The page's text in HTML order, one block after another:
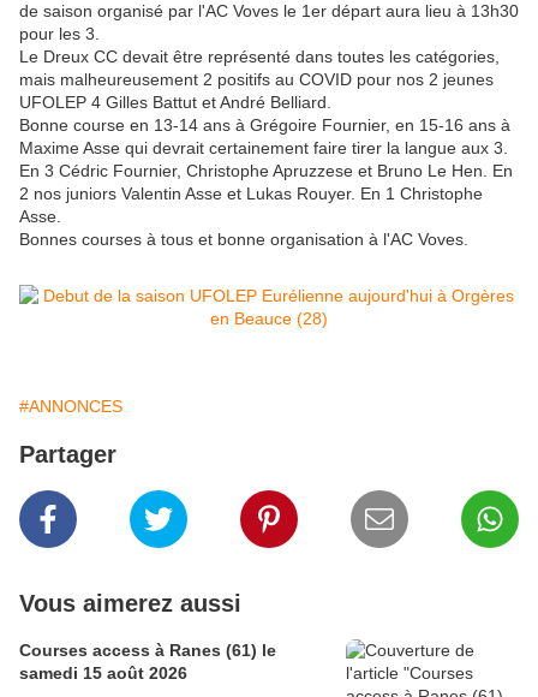
de saison organisé par l'AC Voves le 1er départ aura lieu à 13h30
pour les 3.
Le Dreux CC devait être représenté dans toutes les catégories,
mais malheureusement 2 positifs au COVID pour nos 2 jeunes
UFOLEP 4 Gilles Battut et André Belliard.
Bonne course en 13-14 ans à Grégoire Fournier, en 15-16 ans à
Maxime Asse qui devrait certainement faire tirer la langue aux 3.
En 3 Cédric Fournier, Christophe Apruzzese et Bruno Le Hen. En
2 nos juniors Valentin Asse et Lukas Rouyer. En 1 Christophe
Asse.
Bonnes courses à tous et bonne organisation à l'AC Voves.
#ANNONCES
Partager
Vous aimerez aussi
Courses access à Ranes (61) le
samedi 15 août 2026